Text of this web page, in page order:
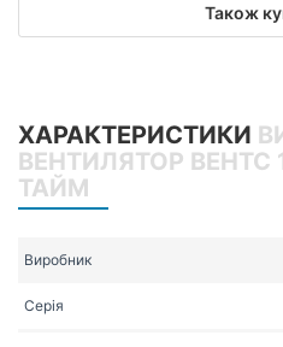
Також
ХАРАКТЕРИСТИКИ
ВЕНТИЛЯТОР ВЕНТС
ТАЙМ
Виробник
Серія